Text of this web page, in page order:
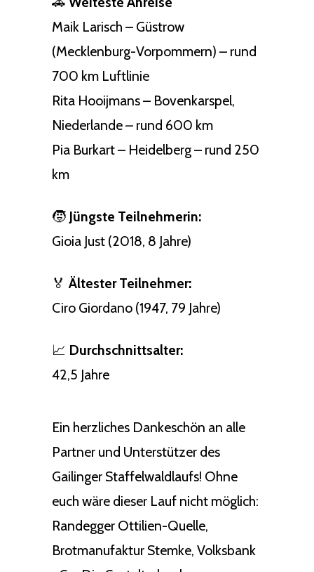
Maik Larisch – Güstrow
(Mecklenburg-Vorpommern) – rund
700 km Luftlinie
Rita Hooijmans – Bovenkarspel,
Niederlande – rund 600 km
Pia Burkart – Heidelberg – rund 250
km
🧒 Jüngste Teilnehmerin:
Gioia Just (2018, 8 Jahre)
🏅 Ältester Teilnehmer:
Ciro Giordano (1947, 79 Jahre)
📈 Durchschnittsalter:
42,5 Jahre
Ein herzliches Dankeschön an alle
Partner und Unterstützer des
Gailinger Staffelwaldlaufs! Ohne
euch wäre dieser Lauf nicht möglich:
Randegger Ottilien-Quelle,
Brotmanufaktur Stemke, Volksbank